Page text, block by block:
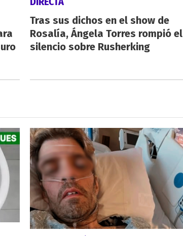
Tras sus dichos en el show de
Rosalía, Ángela Torres rompió el
silencio sobre Rusherking